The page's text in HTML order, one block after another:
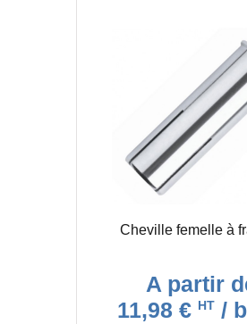
Cheville femelle à
A partir
11,98 € HT/